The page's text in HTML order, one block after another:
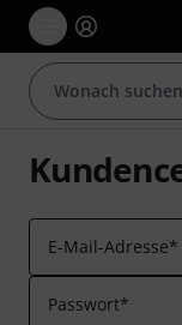
E-Mail-Adresse*
Passwort*